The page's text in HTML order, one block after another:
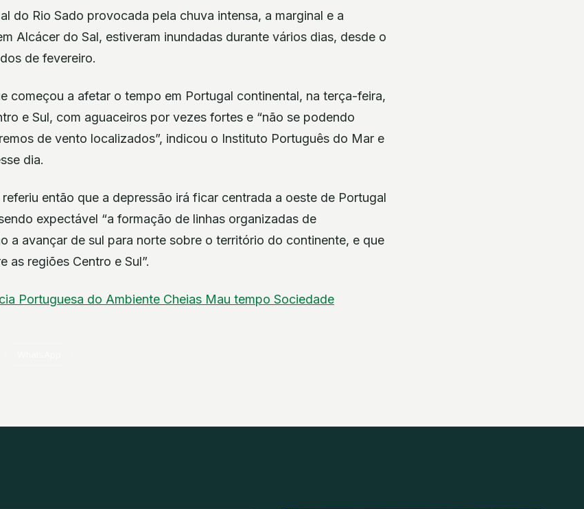
do Rio Sado provocada pela chuva intensa, a marginal e a
Alcácer do Sal, estiveram inundadas durante vários dias, desde o
de fevereiro.
começou a afetar o tempo em Portugal continental, na terça-feira,
e Sul, com aguaceiros por vezes fortes e “não se podendo
de vento localizados”, indicou o Instituto Português do Mar e
dia.
então que a depressão irá ficar centrada a oeste de Portugal
expectável “a formação de linhas organizadas de
a avançar de sul para norte sobre o território do continente, e que
as regiões Centro e Sul”.
Portuguesa do Ambiente Cheias Mau tempo Sociedade